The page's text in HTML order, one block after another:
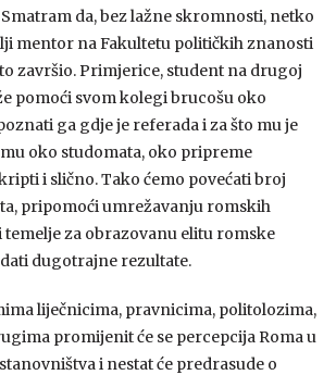
da, bez lažne skromnosti, netko
mentor na Fakultetu političkih znanosti
završio. Primjerice, student na drugoj
pomoći svom kolegi brucošu oko
ga gdje je referada i za što mu je
oko studomata, oko pripreme
i slično. Tako ćemo povećati broj
pripomoći umrežavanju romskih
temelje za obrazovanu elitu romske
dati dugotrajne rezultate.
liječnicima, pravnicima, politolozima,
promijenit će se percepcija Roma u
i nestat će predrasude o